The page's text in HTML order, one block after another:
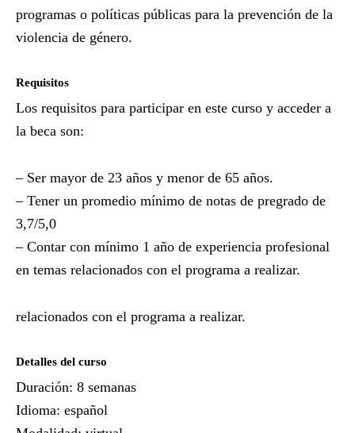
programas o políticas públicas para la prevención de la
violencia de género.
Requisitos
Los requisitos para participar en este curso y acceder a
la beca son:
– Ser mayor de 23 años y menor de 65 años.
– Tener un promedio mínimo de notas de pregrado de
3,7/5,0
– Contar con mínimo 1 año de experiencia profesional
en temas relacionados con el programa a realizar.
relacionados con el programa a realizar.
Detalles del curso
Duración: 8 semanas
Idioma: español